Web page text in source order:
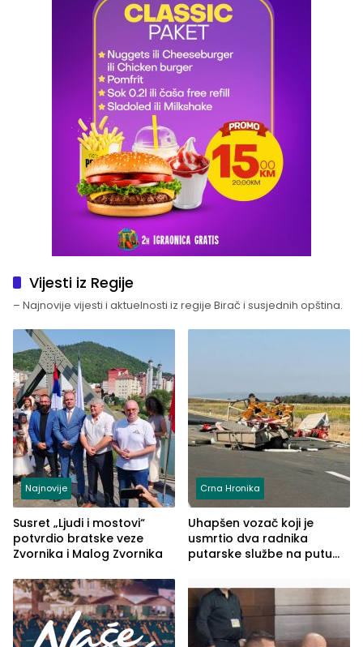
Vijesti iz Regije
– Najnovije vijesti i aktuelnosti iz regije Birač i susjednih opština.
Najnovije
Susret „Ljudi i mostovi“
potvrdio bratske veze
Zvornika i Malog Zvornika
Crna Hronika
Uhapšen vozač koji je
usmrtio dva radnika
putarske službe na putu
(FOTO)